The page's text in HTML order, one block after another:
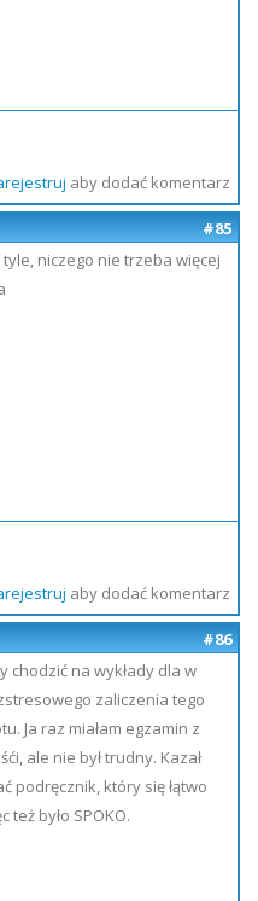
aby dodać komentarz
#85
tyle, niczego nie trzeba więcej
aby dodać komentarz
#86
chodzić na wykłady dla w
zaliczenia tego
Ja raz miałam egzamin z
ale nie był trudny. Kazał
podręcznik, który się łątwo
też było SPOKO.